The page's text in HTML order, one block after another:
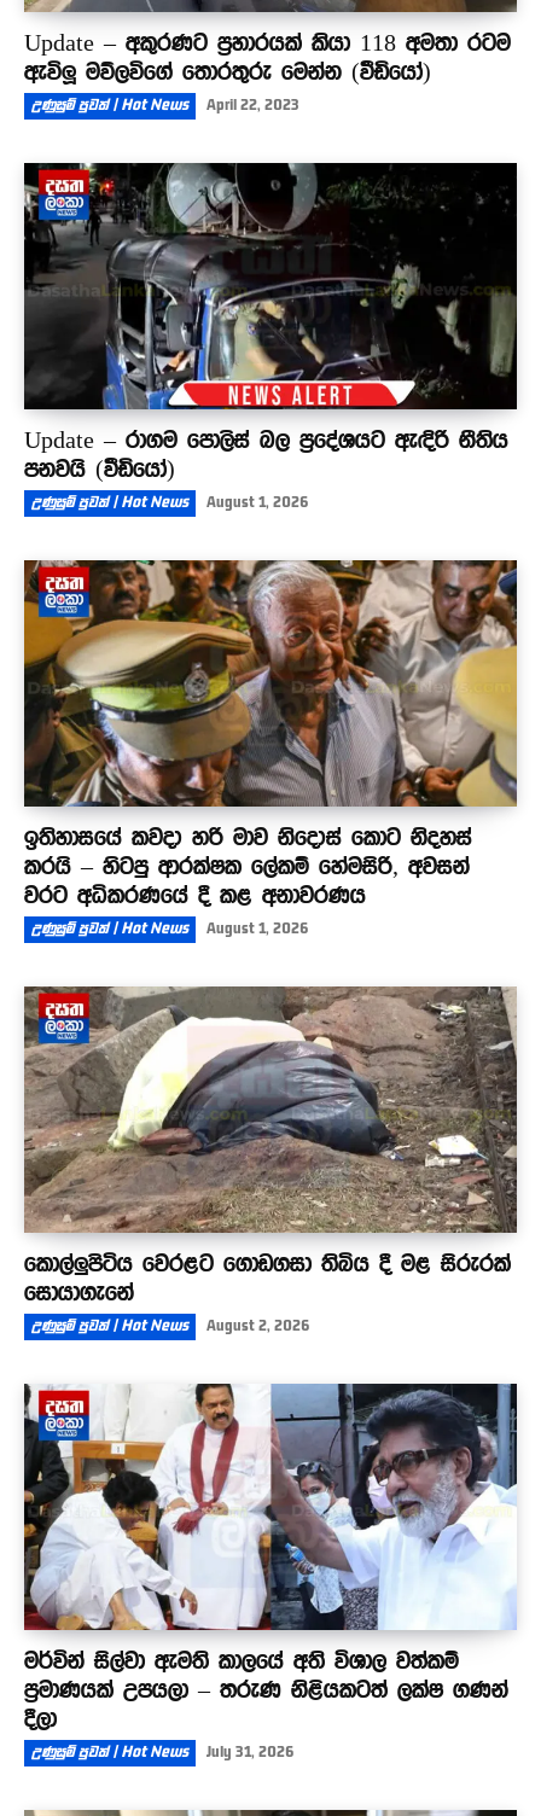
Update – අකුරණට ප්‍රහාරයක් කියා 118 අමතා රටම
ඇවිලූ මව්ලවිගේ තොරතුරු මෙන්න (වීඩියෝ)
උණුසුම් පුවත් | Hot News April 22, 2023
Update – රාගම පොලිස් බල ප්‍රදේශයට ඇඳිරි නීතිය
පනවයි (වීඩියෝ)
උණුසුම් පුවත් | Hot News August 1, 2026
ඉතිහාසයේ කවදා හරි මාව නිදොස් කොට නිදහස්
කරයි – හිටපු ආරක්ෂක ලේකම් හේමසිරි, අවසන්
වරට අධිකරණයේ දී කළ අනාවරණය
උණුසුම් පුවත් | Hot News August 1, 2026
කොල්ලුපිටිය වෙරළට ගොඩගසා තිබිය දී මළ සිරුරක්
සොයාගැනේ
උණුසුම් පුවත් | Hot News August 2, 2026
මර්වින් සිල්වා ඇමති කාලයේ අති විශාල වත්කම්
ප්‍රමාණයක් උපයලා – තරුණ නිළියකටත් ලක්ෂ ගණන්
දීලා
උණුසුම් පුවත් | Hot News July 31, 2026